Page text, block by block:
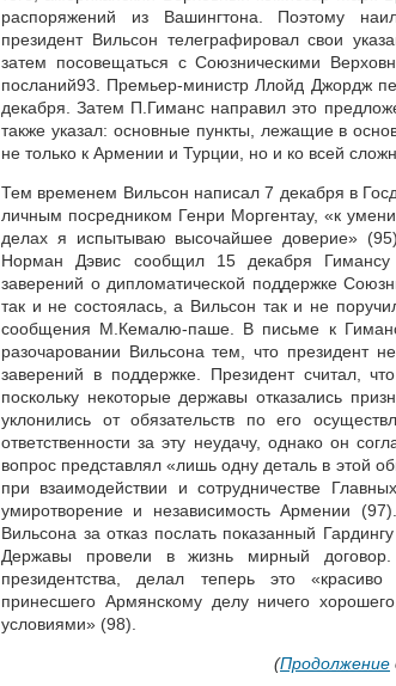
распоряжений из Вашингтона. Поэтому
президент Вильсон телеграфировал свои
затем посовещаться с Союзническими
посланий93. Премьер-министр Ллойд Джордж
декабря. Затем П.Гиманс направил это
также указал: основные пункты, лежащие в
не только к Армении и Турции, но и ко всей
Тем временем Вильсон написал 7 декабря в
личным посредником Генри Моргентау, «к
делах я испытываю высочайшее доверие»
Норман Дэвис сообщил 15 декабря
заверений о дипломатической поддержке
так и не состоялась, а Вильсон так и не
сообщения М.Кемалю-паше. В письме к
разочаровании Вильсона тем, что президент
заверений в поддержке. Президент считал,
поскольку некоторые державы отказались
уклонились от обязательств по его
ответственности за эту неудачу, однако он
вопрос представлял «лишь одну деталь в этой
при взаимодействии и сотрудничестве
умиротворение и независимость Армении
Вильсона за отказ послать показанный
Державы провели в жизнь мирный
президентства, делал теперь это
принесшего Армянскому делу ничего
условиями» (98).
(Продолжение